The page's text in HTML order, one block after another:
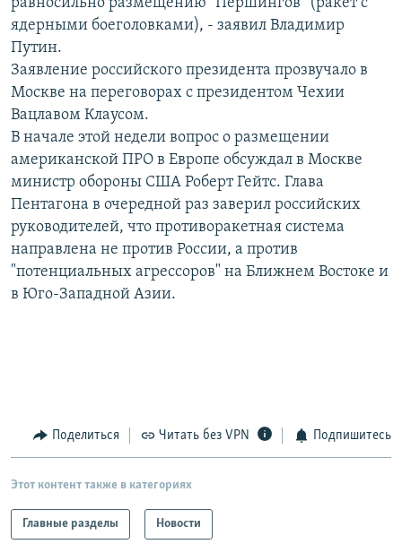
РАСПИСАНИЕ ВЕЩАНИЯ
ПОДПИШИТЕСЬ НА РАССЫЛКУ
СОЦИАЛЬНЫЕ СЕТИ
Все сайты РСЕ/РС
ядерными боеголовками), - заявил Владимир
Путин.
Заявление российского президента прозвучало в
Москве на переговорах с президентом Чехии
Вацлавом Клаусом.
В начале этой недели вопрос о размещении
американской ПРО в Европе обсуждал в Москве
министр обороны США Роберт Гейтс. Глава
Пентагона в очередной раз заверил российских
руководителей, что противоракетная система
направлена не против России, а против
"потенциальных агрессоров" на Ближнем Востоке и
в Юго-Западной Азии.
Поделиться Читать без VPN Подпишитесь
Этот контент также в категориях
Главные разделы Новости